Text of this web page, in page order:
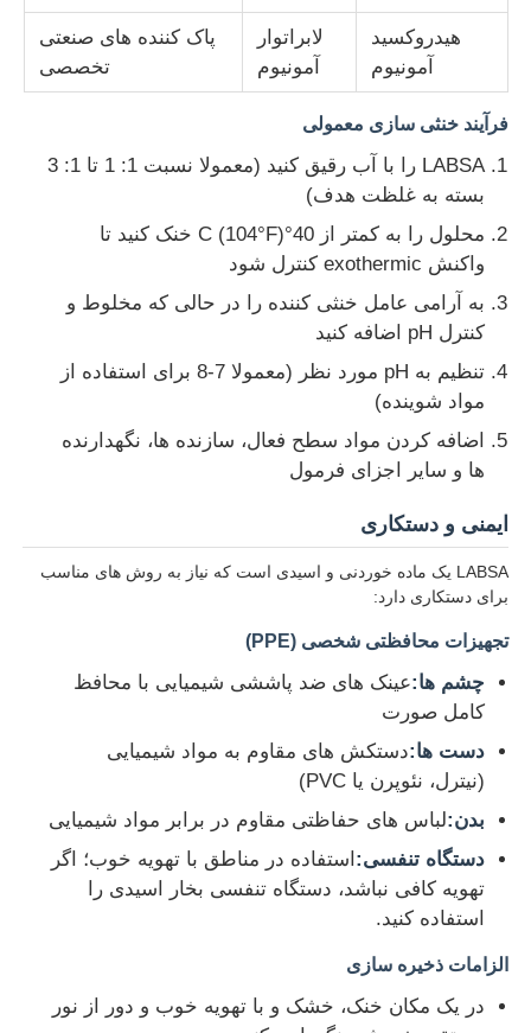
هیدروکسید
آمونیوم
لابراتوار
آمونیوم
پاک کننده های صنعتی
تخصصی
فرآیند خنثی سازی معمولی
LABSA را با آب رقیق کنید (معمولا نسبت 1: 1 تا 1: 3
بسته به غلظت هدف)
محلول را به کمتر از 40°C (104°F) خنک کنید تا
واکنش exothermic کنترل شود
به آرامی عامل خنثی کننده را در حالی که مخلوط و
کنترل pH اضافه کنید
تنظیم به pH مورد نظر (معمولا 7-8 برای استفاده از
مواد شوینده)
اضافه کردن مواد سطح فعال، سازنده ها، نگهدارنده
ها و سایر اجزای فرمول
ایمنی و دستکاری
LABSA یک ماده خوردنی و اسیدی است که نیاز به روش های مناسب
برای دستکاری دارد:
تجهیزات محافظتی شخصی (PPE)
چشم ها:عینک های ضد پاششی شیمیایی با محافظ
کامل صورت
دست ها:دستکش های مقاوم به مواد شیمیایی
(نیترل، نئوپرن یا PVC)
بدن:لباس های حفاظتی مقاوم در برابر مواد شیمیایی
دستگاه تنفسی: استفاده در مناطق با تهویه خوب؛ اگر
تهویه کافی نباشد، دستگاه تنفسی بخار اسیدی را
استفاده کنید.
الزامات ذخیره سازی
در یک مکان خنک، خشک و با تهویه خوب و دور از نور